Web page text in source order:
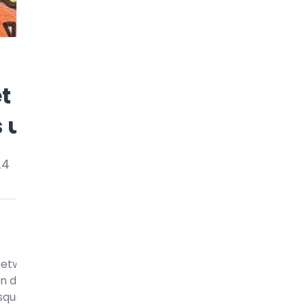
sneakers : une nouvelle
les sneakers sont bien plus que des chaussures
de soi. L’univers du street art partage cette même
ces deux mondes se rencontrent, cela donne